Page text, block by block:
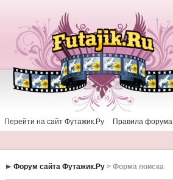
Перейти на сайт Футажик.Ру Правила форума
Форум сайта Футажик.Ру> Форма поиска